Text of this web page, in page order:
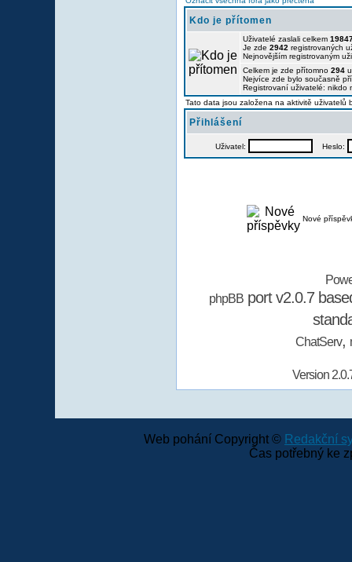
Kdo je přítomen
Uživatelé zaslali celkem
Je zde 2942 registrovaných
Nejnovějším registrovaným
Celkem je zde přítomno 294
Nejvíce zde bylo současně
Registrovaní uživatelé: nikdo
Tato data jsou založena na aktivitě uživatelů
Přihlášení
Uživatel: Heslo:
Nové
phpBBport v2.0.7
ChatServ,
Version
Web pohání Copyright © Redakční
Čas potřebný ke